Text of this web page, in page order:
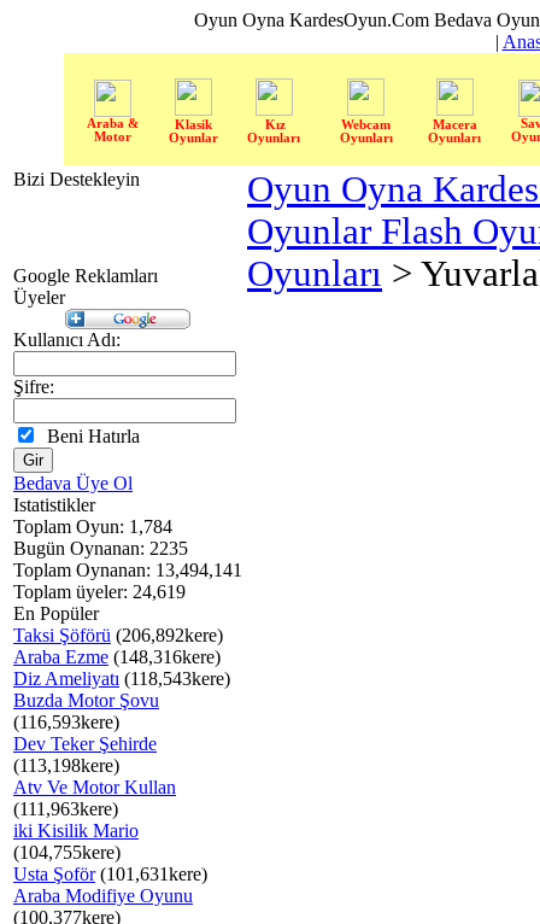
Oyun Oyna KardesOyun.Com Bedava
|
Araba &
Motor
Klasik
Oyunlar
Kız
Oyunları
Webcam
Oyunları
Macera
Oyunları
Bizi Destekleyin
Google Reklamları
Üyeler
Kullanıcı Adı:
Şifre:
Beni Hatırla
Bedava Üye Ol
Istatistikler
Toplam Oyun: 1,784
Bugün Oynanan: 2235
Toplam Oynanan: 13,494,141
Toplam üyeler: 24,619
En Popüler
Taksi Şöförü (206,892kere)
Araba Ezme (148,316kere)
Diz Ameliyatı (118,543kere)
Buzda Motor Şovu
(116,593kere)
Dev Teker Şehirde
(113,198kere)
Atv Ve Motor Kullan
(111,963kere)
iki Kisilik Mario
(104,755kere)
Usta Şoför(101,631kere)
Araba Modifiye Oyunu
(100,377kere)
Oyun Oyna
Oyunlar Flash
Oyunları >